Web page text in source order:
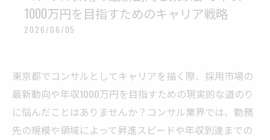
1000万円を目指すためのキャリア戦略
2026/06/05
東京都でコンサルとしてキャリアを描く際、採用市場の
最新動向や年収1000万円を目指すための現実的な道のり
に悩んだことはありませんか？コンサル業界では、勤務
先の規模や領域によって昇進スピードや年収到達までの